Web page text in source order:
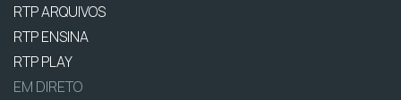
RTP ARQUIVOS
RTP ENSINA
RTP PLAY
EM DIRETO